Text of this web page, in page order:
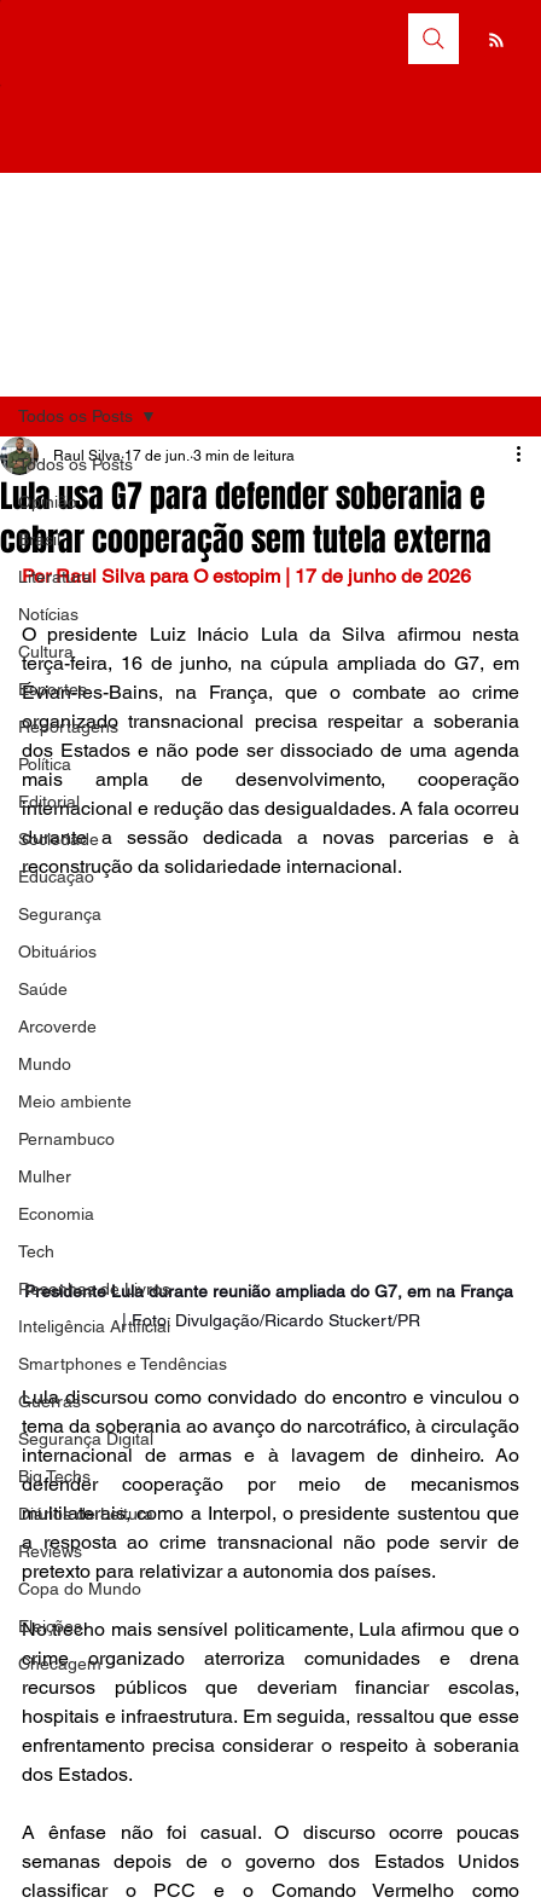
Todos os Posts
Opinião
Brasil
Literatura
Notícias
Cultura
Esportes
Reportagens
Política
Editorial
Sociedade
Educação
Segurança
Obituários
Saúde
Arcoverde
Mundo
Meio ambiente
Pernambuco
Mulher
Economia
Tech
Resenhas de Livros
Inteligência Artificial
Smartphones e Tendências
Guerras
Segurança Digital
Big Techs
Diários de Leitura
Reviews
Copa do Mundo
Eleições
Checagem
Todos os Posts
Lula usa G7 para defender soberania e
cobrar cooperação sem tutela externa
Raul Silva 17 de jun. 3 min de leitura
Por Raul Silva para O estopim | 17 de junho de 2026
O presidente Luiz Inácio Lula da Silva afirmou nesta
terça-feira, 16 de junho, na cúpula ampliada do G7, em
Évian-les-Bains, na França, que o combate ao crime
organizado transnacional precisa respeitar a soberania
dos Estados e não pode ser dissociado de uma agenda
mais ampla de desenvolvimento, cooperação
internacional e redução das desigualdades. A fala ocorreu
durante a sessão dedicada a novas parcerias e à
reconstrução da solidariedade internacional.
Presidente Lula durante reunião ampliada do G7, em na França
| Foto: Divulgação/Ricardo Stuckert/PR
Lula discursou como convidado do encontro e vinculou o
tema da soberania ao avanço do narcotráfico, à circulação
internacional de armas e à lavagem de dinheiro. Ao
defender cooperação por meio de mecanismos
multilaterais, como a Interpol, o presidente sustentou que
a resposta ao crime transnacional não pode servir de
pretexto para relativizar a autonomia dos países.
No trecho mais sensível politicamente, Lula afirmou que o
crime organizado aterroriza comunidades e drena
recursos públicos que deveriam financiar escolas,
hospitais e infraestrutura. Em seguida, ressaltou que esse
enfrentamento precisa considerar o respeito à soberania
dos Estados.
A ênfase não foi casual. O discurso ocorre poucas
semanas depois de o governo dos Estados Unidos
classificar o PCC e o Comando Vermelho como